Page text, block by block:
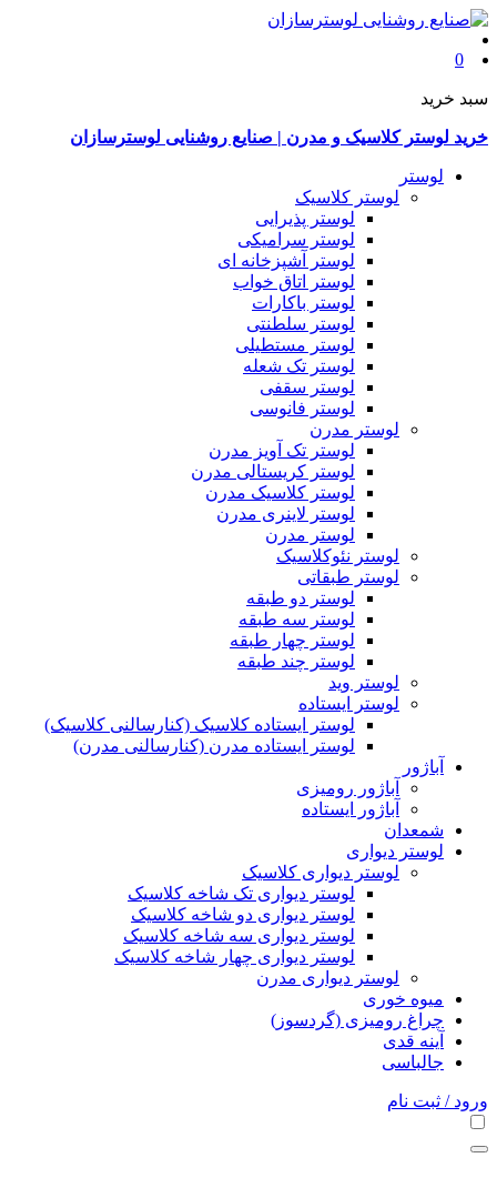
0
سبد خرید
خرید لوستر کلاسیک و مدرن | صنایع روشنایی لوسترسازان
لوستر
لوستر کلاسیک
لوستر پذیرایی
لوستر سرامیکی
لوستر آشپزخانه ای
لوستر اتاق خواب
لوستر باکارات
لوستر سلطنتی
لوستر مستطیلی
لوستر تک شعله
لوستر سقفی
لوستر فانوسی
لوستر مدرن
لوستر تک آویز مدرن
لوستر کریستالی مدرن
لوستر کلاسیک مدرن
لوستر لاینری مدرن
لوستر مدرن
لوستر نئوکلاسیک
لوستر طبقاتی
لوستر دو طبقه
لوستر سه طبقه
لوستر چهار طبقه
لوستر چند طبقه
لوستر وید
لوستر ایستاده
لوستر ایستاده کلاسیک (کنارسالنی کلاسیک)
لوستر ایستاده مدرن (کنارسالنی مدرن)
آباژور
آباژور رومیزی
آباژور ایستاده
شمعدان
لوستر دیواری
لوستر دیواری کلاسیک
لوستر دیواری تک شاخه کلاسیک
لوستر دیواری دو شاخه کلاسیک
لوستر دیواری سه شاخه کلاسیک
لوستر دیواری چهار شاخه کلاسیک
لوستر دیواری مدرن
میوه خوری
چراغ رومیزی (گردسوز)
آینه قدی
جالباسی
ورود / ثبت نام